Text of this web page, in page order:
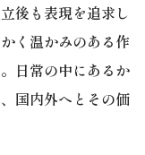
後も表現を追求し
く温かみのある作
日常の中にあるか
国内外へとその価